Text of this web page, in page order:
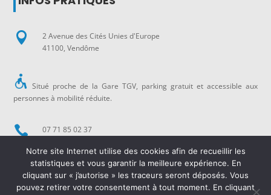

2 Avenue des Cités Unies d'Europe
41100, Vendôme
Situé proche de la Gare TGV, parking gratuit et accessible aux
personnes à mobilité réduite.
 07 71 85 02 37
contact@ah-evolution.fr
Notre site Internet utilise des cookies afin de recueillir les
statistiques et vous garantir la meilleure expérience. En
cliquant sur « j’autorise » les traceurs seront déposés. Vous
pouvez retirer votre consentement à tout moment. En cliquant